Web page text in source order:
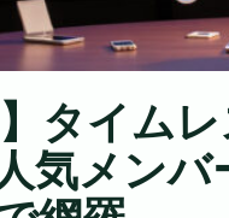
】タイム
気メンバ